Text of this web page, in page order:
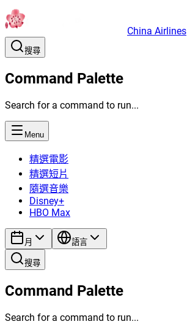
China Airlines
搜尋
Command Palette
Search for a command to run...
Menu
精選電影
精選短片
隨選音樂
Disney+
HBO Max
月 語言
搜尋
Command Palette
Search for a command to run...